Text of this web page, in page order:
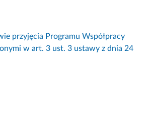
przyjęcia Programu Współpracy
w art. 3 ust. 3 ustawy z dnia 24